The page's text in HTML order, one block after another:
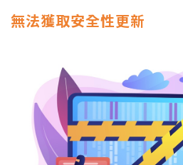
無法獲取安全性更新